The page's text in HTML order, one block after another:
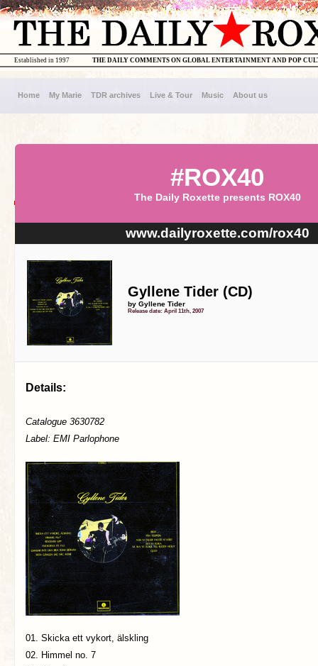
THE DAILY COMMENTS ON GLOBAL ENTERTAINMENT AND POP
Established in 1997
Home My Marie TDR archives Live & Tour Music About us
#ROX40
The Daily Roxette presents ROX40
www.dailyroxette.com/rox40
Gyllene Tider (CD)
by Gyllene Tider
Release date: April 11th, 2007
Details:
Catalogue 3630782
Label: EMI Parlophone
01. Skicka ett vykort, älskling
02. Himmel no. 7